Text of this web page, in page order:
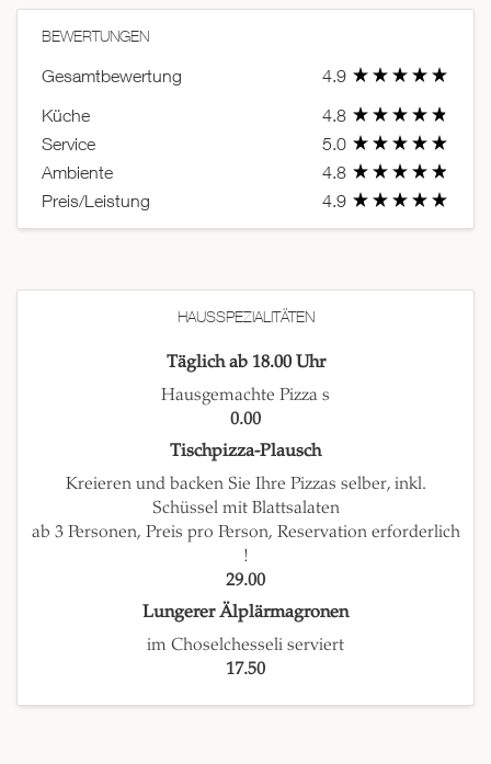
BEWERTUNGEN
Gesamtbewertung
4.9
Küche
4.8
Service
5.0
Ambiente
4.8
Preis/Leistung
4.9
HAUSSPEZIALITÄTEN
Täglich ab 18.00 Uhr
Hausgemachte Pizza s
0.00
Tischpizza-Plausch
Kreieren und backen Sie Ihre Pizzas selber, inkl.
Schüssel mit Blattsalaten
ab 3 Personen, Preis pro Person, Reservation erforderlich
!
29.00
Lungerer Älplärmagronen
im Choselchesseli serviert
17.50